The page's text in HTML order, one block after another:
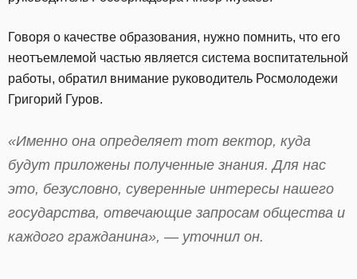
Говоря о качестве образования, нужно помнить, что его
неотъемлемой частью является система воспитательной
работы, обратил внимание руководитель Росмолодежи
Григорий Гуров.
«Именно она определяет тот вектор, куда
будут приложены полученные знания. Для нас
это, безусловно, суверенные интересы нашего
государства, отвечающие запросам общества и
каждого гражданина», — уточнил он.